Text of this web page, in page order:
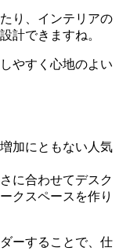
り、インテリアの
計できますね。
やすく心地のよい
加にともない人気
に合わせてデスク
クスペースを作り
ーすることで、仕